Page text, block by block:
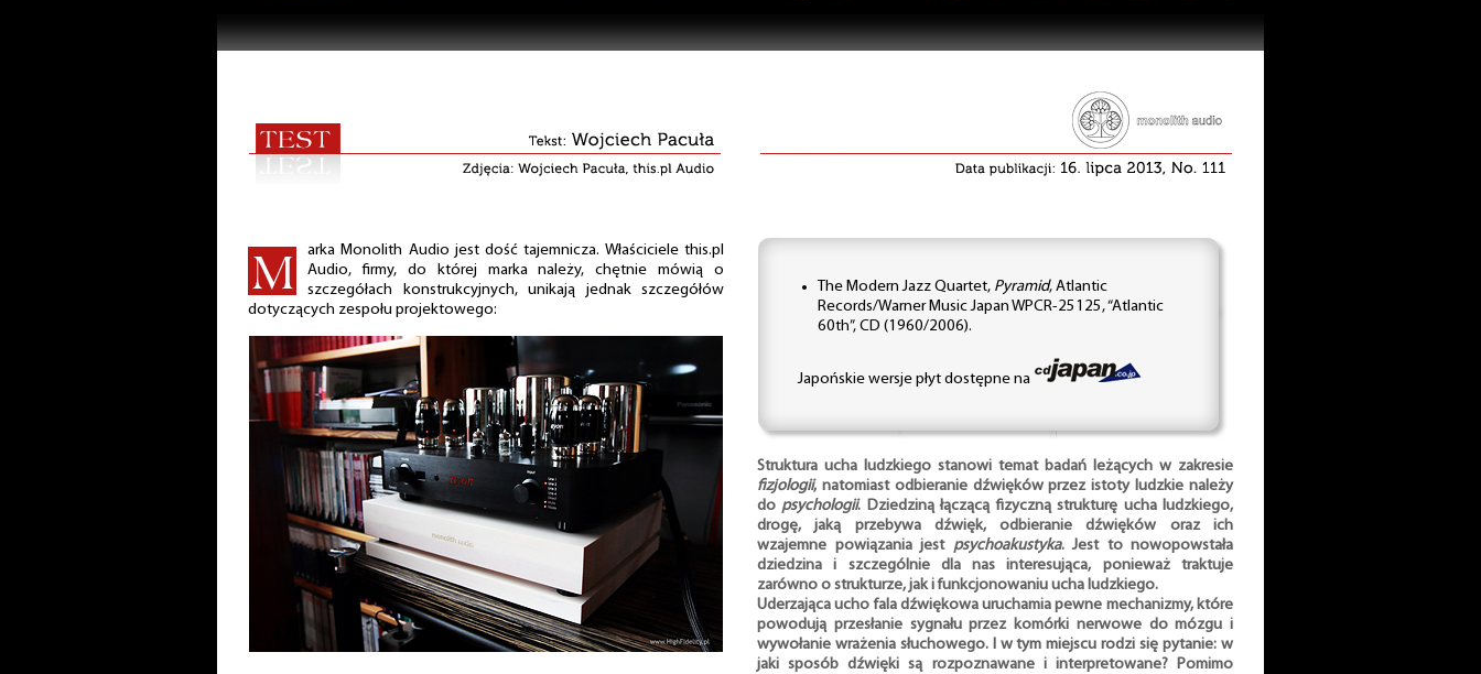
arka Monolith Audio jest dość tajemnicza. Właściciele this.pl
Audio, firmy, do której marka należy, chętnie mówią o
szczegółach konstrukcyjnych, unikają jednak szczegółów
dotyczących zespołu projektowego:
The Modern Jazz Quartet, Pyramid, Atlantic
Records/Warner Music Japan WPCR-25125, “Atlantic
60th”, CD (1960/2006).
Japońskie wersje płyt dostępne na
Struktura ucha ludzkiego stanowi temat badań leżących w zakresie
fizjologii, natomiast odbieranie dźwięków przez istoty ludzkie należy
do psychologii. Dziedziną łączącą fizyczną strukturę ucha ludzkiego,
drogę, jaką przebywa dźwięk, odbieranie dźwięków oraz ich
wzajemne powiązania jest psychoakustyka. Jest to nowopowstała
dziedzina i szczególnie dla nas interesująca, ponieważ traktuje
zarówno o strukturze, jak i funkcjonowaniu ucha ludzkiego.
Uderzająca ucho fala dźwiękowa uruchamia pewne mechanizmy, które
powodują przesłanie sygnału przez komórki nerwowe do mózgu i
wywołanie wrażenia słuchowego. I w tym miejscu rodzi się pytanie: w
jaki sposób dźwięki są rozpoznawane i interpretowane? Pomimo